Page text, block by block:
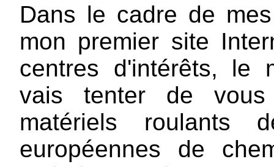
Dans le cadre de
mon premier site
centres d'intérêts, le
vais tenter de vous
matériels roulants
européennes de